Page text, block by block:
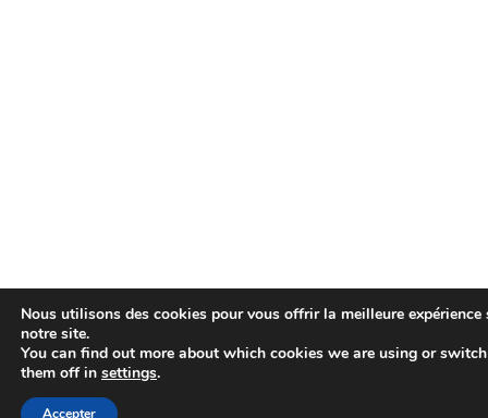
Nous utilisons des cookies pour vous offrir la meilleure expérience
notre site.
You can find out more about which cookies we are using or switch
them off in settings.
Accepter